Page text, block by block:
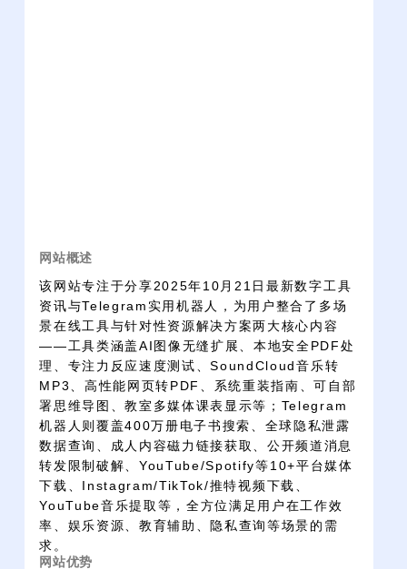
网站概述
该网站专注于分享2025年10月21日最新数字工具
资讯与Telegram实用机器人，为用户整合了多场
景在线工具与针对性资源解决方案两大核心内容
——工具类涵盖AI图像无缝扩展、本地安全PDF处
理、专注力反应速度测试、SoundCloud音乐转
MP3、高性能网页转PDF、系统重装指南、可自部
署思维导图、教室多媒体课表显示等；Telegram
机器人则覆盖400万册电子书搜索、全球隐私泄露
数据查询、成人内容磁力链接获取、公开频道消息
转发限制破解、YouTube/Spotify等10+平台媒体
下载、Instagram/TikTok/推特视频下载、
YouTube音乐提取等，全方位满足用户在工作效
率、娱乐资源、教育辅助、隐私查询等场景的需
求。
网站优势